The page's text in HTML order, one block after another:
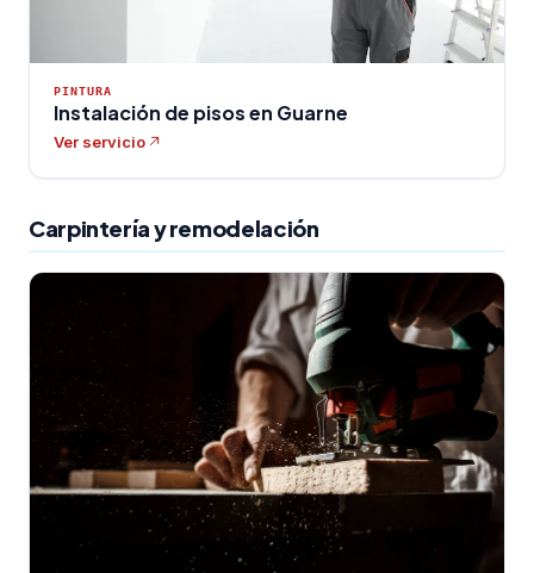
PINTURA
Instalación de pisos en Guarne
Ver servicio
Carpintería y remodelación